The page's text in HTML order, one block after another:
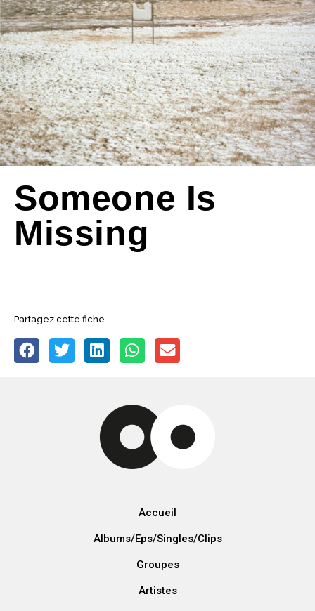
Someone Is
Missing
Partagez cette fiche
Accueil
Albums/Eps/Singles/Clips
Groupes
Artistes